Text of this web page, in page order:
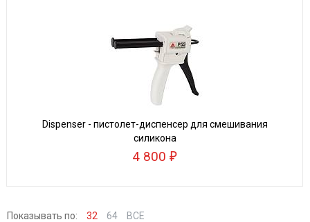
Dispenser - пистолет-диспенсер для смешивания
силикона
4 800
Показывать по: 32 64 ВСЕ